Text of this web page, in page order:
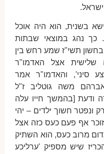
בשנית, הוא היה אוכל
כך נהג במוצאי שבתות
תשי"ז שמע רחש בין
שלישית אצל האדמו"ר
סיני', והאדמו"ר אמר
משה גוטליב ז"ל
ודעת [בהמשך חייו עלה
ונפטר חשוך ילדים – יהי
אף פעם כעס כזה אצל
מרוב כעס, הוא השתיק
שיש מספיק 'ערליכע